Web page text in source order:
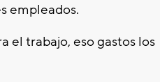
empleados.
el trabajo, eso gastos los